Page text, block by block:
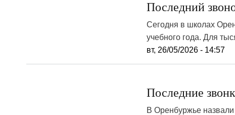
Последний
Сегодня в школах
учебного года. Для
вт, 26/05/2026 - 14:57
Последние
В Оренбуржье назвали